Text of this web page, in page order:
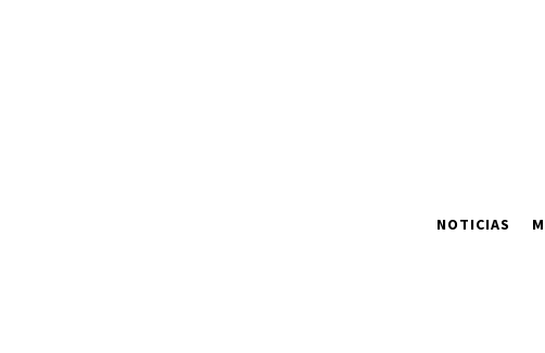
NOTICIAS